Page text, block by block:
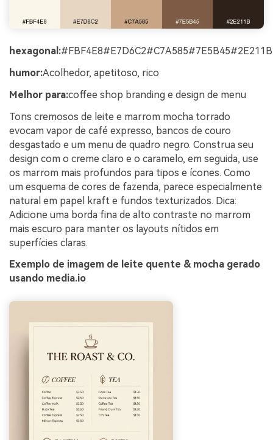
hexagonal:#FBF4E8#E7D6C2#C7A585#7E5B45#2E211B
humor:Acolhedor, apetitoso, rico
Melhor para:coffee shop branding e design de menu
Tons cremosos de leite e marrom mocha torrado
evocam vapor de café expresso, bancos de couro
desgastado e um menu de quadro negro. Construa seu
design com o creme claro e o caramelo, em seguida, use
os marrom mais profundos para tipos e ícones. Como
um esquema de cores de fazenda, parece especialmente
natural em papel kraft e fundos texturizados. Dica:
Adicione uma borda fina de alto contraste no marrom
mais escuro para manter os layouts nítidos em
superfícies claras.
Exemplo de imagem de leite quente & mocha gerado
usando media.io